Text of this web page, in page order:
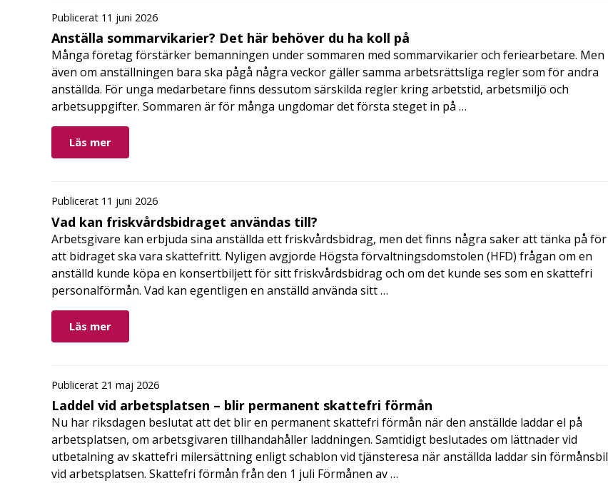
Publicerat 11 juni 2026
Anställa sommarvikarier? Det här behöver du ha koll på
Många företag förstärker bemanningen under sommaren med sommarvikarier och feriearbetare. Men
även om anställningen bara ska pågå några veckor gäller samma arbetsrättsliga regler som för andra
anställda. För unga medarbetare finns dessutom särskilda regler kring arbetstid, arbetsmiljö och
arbetsuppgifter. Sommaren är för många ungdomar det första steget in på …
Läs mer
Publicerat 11 juni 2026
Vad kan friskvårdsbidraget användas till?
Arbetsgivare kan erbjuda sina anställda ett friskvårdsbidrag, men det finns några saker att tänka på för
att bidraget ska vara skattefritt. Nyligen avgjorde Högsta förvaltningsdomstolen (HFD) frågan om en
anställd kunde köpa en konsertbiljett för sitt friskvårdsbidrag och om det kunde ses som en skattefri
personalförmån. Vad kan egentligen en anställd använda sitt …
Läs mer
Publicerat 21 maj 2026
Laddel vid arbetsplatsen – blir permanent skattefri förmån
Nu har riksdagen beslutat att det blir en permanent skattefri förmån när den anställde laddar el på
arbetsplatsen, om arbetsgivaren tillhandahåller laddningen. Samtidigt beslutades om lättnader vid
utbetalning av skattefri milersättning enligt schablon vid tjänsteresa när anställda laddar sin förmånsbil
vid arbetsplatsen. Skattefri förmån från den 1 juli Förmånen av …